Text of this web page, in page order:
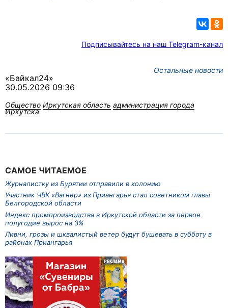
Подписывайтесь на наш Telegram-канал
Остальные новости
«Байкал24»
30.05.2026 09:36
Общество Иркутская область администрация города
Иркутска
САМОЕ ЧИТАЕМОЕ
Журналистку из Бурятии отправили в колонию
Участник ЧВК «Вагнер» из Приангарья стал советником главы
Белгородской области
Индекс промпроизводства в Иркутской области за первое
полугодие вырос на 3%
Ливни, грозы и шквалистый ветер будут бушевать в субботу в
районах Приангарья